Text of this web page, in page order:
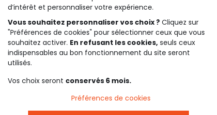
notre catalogue
Conditions générales de ventes et d'utilisation
Conditions d’utilisation des réseaux sociaux
Politique de confidentialité
Cookies et données personnelles
Paramètres des cookies
d’intérêt et personnaliser votre expérience.
Vous souhaitez personnaliser vos choix ? Cliquez sur
"Préférences de cookies" pour sélectionner ceux que vous
souhaitez activer. En refusant les cookies, seuls ceux
indispensables au bon fonctionnement du site seront
utilisés.
Vos choix seront conservés 6 mois.
Préférences de cookies